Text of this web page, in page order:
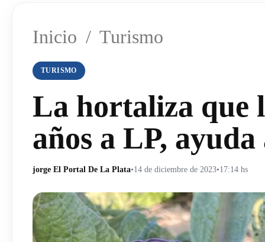
Inicio / Turismo
TURISMO
La hortaliza que
años a LP,
jorge El Portal De La Plata•14 de diciembre de 2023•17:14 hs